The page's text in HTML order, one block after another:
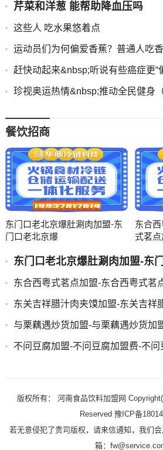
芹菜和洋葱 能帮助降血压吗
这些人 吃水果悠着点
运动员们为何偏爱香蕉？普通人吃
赶快动起来&nbsp;听说有些癌症更“
珍视奥运热情&nbsp;推动全民健身
餐饮招商
东门口老北京爆肚涮肉加盟-东
门口老北京爆
东合
式茗
东门口老北京爆肚涮肉加盟-东
东合西粤式茗点加盟-东合西粤式茗
东关吉祥腊汁肉夹馍加盟-东关吉祥
与栗藕遇炒货加盟-与栗藕遇炒货加
不问豆腐加盟-不问豆腐加盟费-不问
版权所有： 河南食品饮料加盟网
Reserved 豫ICP备
若无意侵犯了贵司版权，请来信通知，我们
箱：